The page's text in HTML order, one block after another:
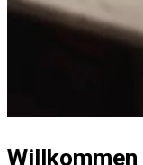
Willkommen